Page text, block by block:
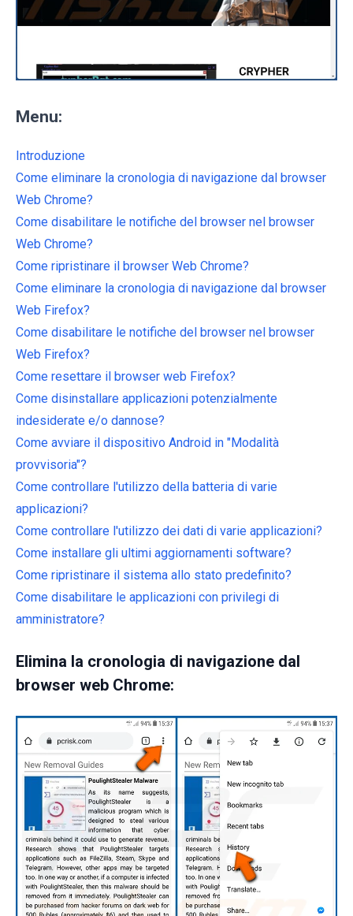
Menu:
Introduzione
Come eliminare la cronologia di navigazione dal browser
Web Chrome?
Come disabilitare le notifiche del browser nel browser
Web Chrome?
Come ripristinare il browser Web Chrome?
Come eliminare la cronologia di navigazione dal browser
Web Firefox?
Come disabilitare le notifiche del browser nel browser
Web Firefox?
Come resettare il browser web Firefox?
Come disinstallare applicazioni potenzialmente
indesiderate e/o dannose?
Come avviare il dispositivo Android in "Modalità
provvisoria"?
Come controllare l'utilizzo della batteria di varie
applicazioni?
Come controllare l'utilizzo dei dati di varie applicazioni?
Come installare gli ultimi aggiornamenti software?
Come ripristinare il sistema allo stato predefinito?
Come disabilitare le applicazioni con privilegi di
amministratore?
Elimina la cronologia di navigazione dal
browser web Chrome: